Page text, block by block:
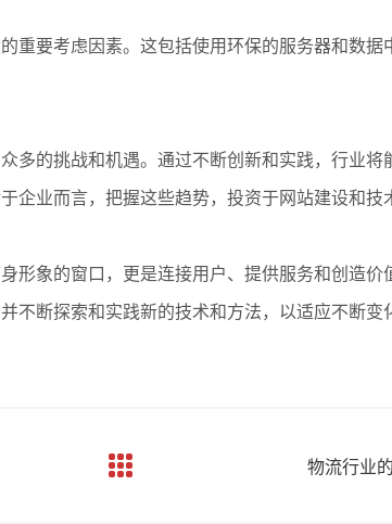
重要考虑因素。这包括使用环保的服务器和数据
多的挑战和机遇。通过不断创新和实践，行业将
企业而言，把握这些趋势，投资于网站建设和技
形象的窗口，更是连接用户、提供服务和创造价
不断探索和实践新的技术和方法，以适应不断变
物流行业